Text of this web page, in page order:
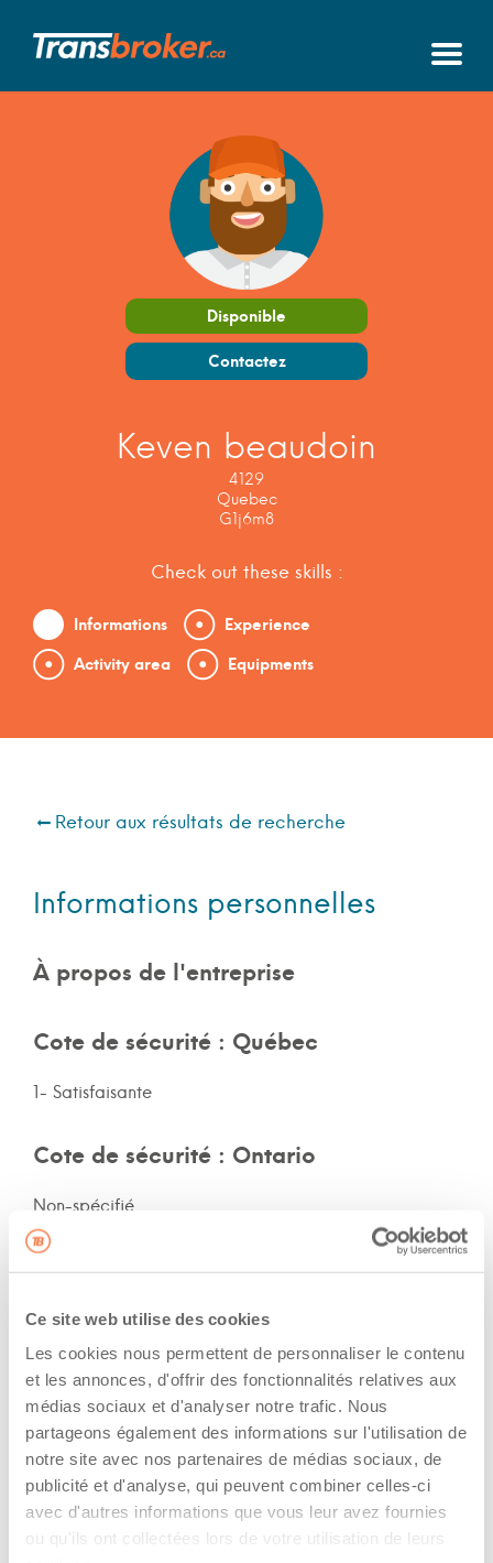
Ce site web utilise des cookies
Les cookies nous permettent de personnaliser le contenu
et les annonces, d'offrir des fonctionnalités relatives aux
médias sociaux et d'analyser notre trafic. Nous
partageons également des informations sur l'utilisation de
notre site avec nos partenaires de médias sociaux, de
publicité et d'analyse, qui peuvent combiner celles-ci
avec d'autres informations que vous leur avez fournies
ou qu'ils ont collectées lors de votre utilisation de leurs
Disponible
Contactez
Keven beaudoin
4129
Quebec
G1j6m8
Check out these skills :
Informations
Experience
Activity area
Equipments
Retour aux résultats de recherche
Informations personnelles
À propos de l'entreprise
Cote de sécurité : Québec
1- Satisfaisante
Cote de sécurité : Ontario
Non-spécifié
Cote de sécurité: autres provinces
Non-spécifié
Assurances et immatriculation
Possède ses propres assurances
The driver hold a driving licence from:
quebec